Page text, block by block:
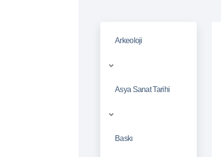
Arkeoloji
Asya Sanat Tarihi
Baskı